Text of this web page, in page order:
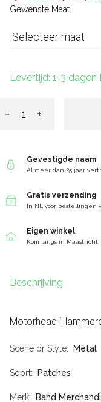
Gewenste Maat
Selecteer maat
Levertijd: 1-3 dagen
− +
Gevestigde naam
Al meer dan 25 jaar
Gratis verzending
In NL voor bestellingen
Eigen winkel
Kom langs in Maastricht
Beschrijving
Motorhead
Scene or Style Metal
Soort Patches
Merk Band